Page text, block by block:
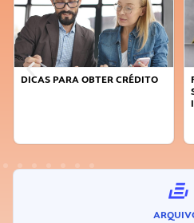
DICAS PARA OBTER CRÉDITO